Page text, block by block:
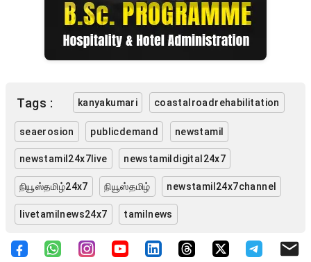
Tags : kanyakumari coastalroadrehabilitation
seaerosion publicdemand newstamil
newstamil24x7live newstamildigital24x7
நியூஸ்தமிழ்24x7 நியூஸ்தமிழ் newstamil24x7channel
livetamilnews24x7 tamilnews